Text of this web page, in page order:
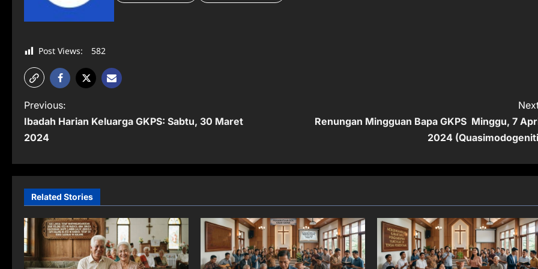
Post Views: 582
P
o
t
n
a
v
i
Previous:
Ibadah Harian Keluarga GKPS: Sabtu, 30 Maret
2024
Renungan Mingguan Bapa GKPS Minggu, 7
2024
Related Stories